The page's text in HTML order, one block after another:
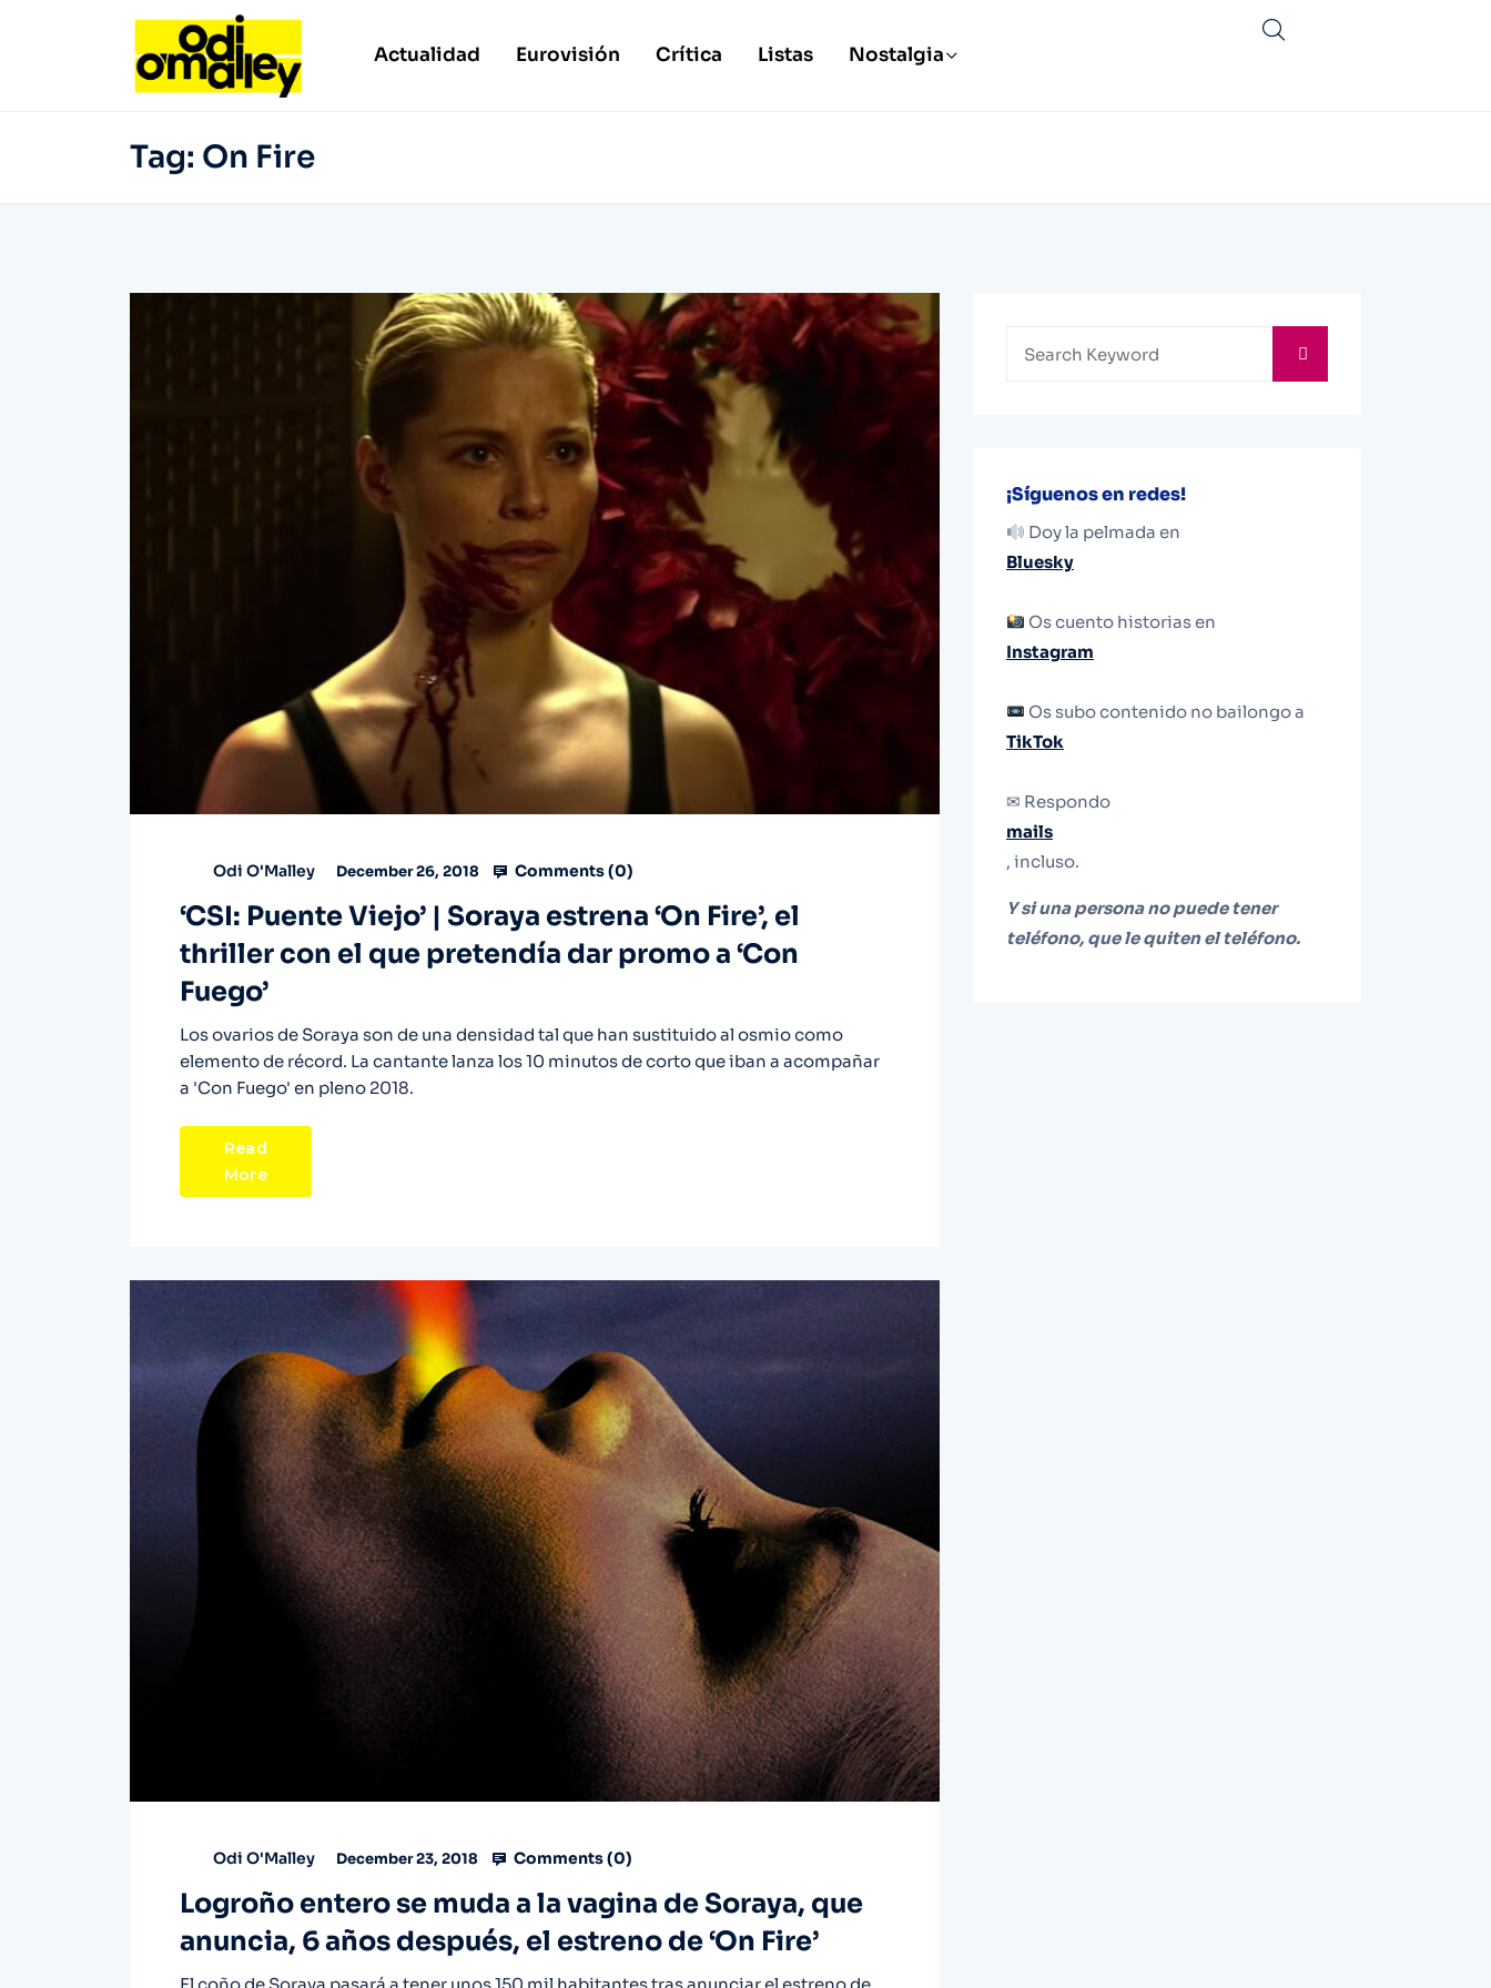
Actualidad Eurovisión Crítica Listas Nostalgia
Tag: On Fire
Odi O'Malley December 26, 2018 Comments (0)
‘CSI: Puente Viejo’ | Soraya estrena ‘On Fire’, el
thriller con el que pretendía dar promo a ‘Con
Fuego’
Los ovarios de Soraya son de una densidad tal que han sustituido al osmio como
elemento de récord. La cantante lanza los 10 minutos de corto que iban a acompañar
a 'Con Fuego' en pleno 2018.
Read
More
Odi O'Malley December 23, 2018 Comments (0)
Logroño entero se muda a la vagina de Soraya, que
anuncia, 6 años después, el estreno de ‘On Fire’
¡Síguenos en redes!
Doy la pelmada en
Bluesky
Os cuento historias en
Instagram
Os subo contenido no bailongo a
TikTok
✉ Respondo
mails
, incluso.
Y si una persona no puede tener
teléfono, que le quiten el teléfono.